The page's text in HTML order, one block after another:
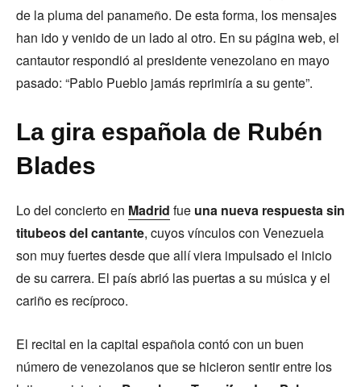
de la pluma del panameño. De esta forma, los mensajes
han ido y venido de un lado al otro. En su página web, el
cantautor respondió al presidente venezolano en mayo
pasado: “Pablo Pueblo jamás reprimiría a su gente”.
La gira española de Rubén
Blades
Lo del concierto en Madrid fue una nueva respuesta sin
titubeos del cantante, cuyos vínculos con Venezuela
son muy fuertes desde que allí viera impulsado el inicio
de su carrera. El país abrió las puertas a su música y el
cariño es recíproco.
El recital en la capital española contó con un buen
número de venezolanos que se hicieron sentir entre los